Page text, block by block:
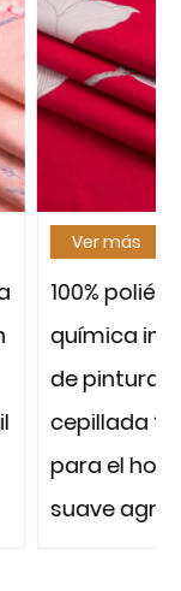
fibra
impresión
tela
tela textil
hogar
agradable